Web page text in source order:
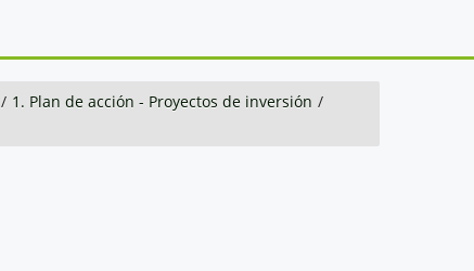
/ 1. Plan de acción - Proyectos de inversión /